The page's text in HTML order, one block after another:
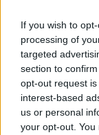
If you wish to
processing of
targeted
section to
opt-out request
interest-based
us or personal
your opt-out.
espacios
Reacciones